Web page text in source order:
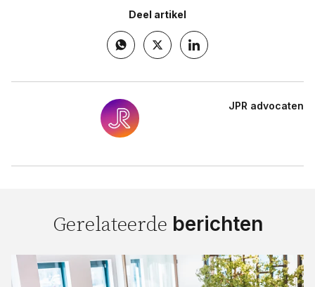
Deel artikel
JPR advocaten
Gerelateerde berichten